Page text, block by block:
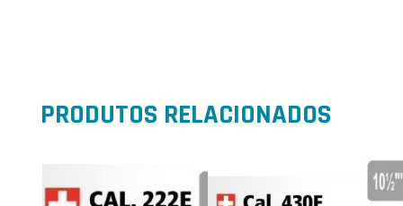
PRODUTOS RELACIONADOS